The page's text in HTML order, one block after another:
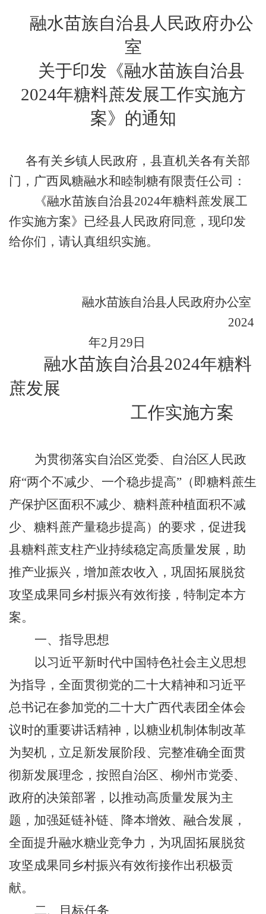
融水苗族自治县人民政府办公
室
关于印发《融水苗族自治县
2024年糖料蔗发展工作实施方
案》的通知
各有关乡镇人民政府，县直机关各有关部
门，广西凤糖融水和睦制糖有限责任公司：
《融水苗族自治县2024年糖料蔗发展工
作实施方案》已经县人民政府同意，现印发
给你们，请认真组织实施。
融水苗族自治县人民政府办公室
2024
年2月 29 日
融水苗族自治县2024年糖料
蔗发展
工作实施方案
为贯彻落实自治区党委、自治区人民政
府“两个不减少、一个稳步提高”（即糖料蔗生
产保护区面积不减少、糖料蔗种植面积不减
少、糖料蔗产量稳步提高）的要求，促进我
县糖料蔗支柱产业持续稳定高质量发展，助
推产业振兴，增加蔗农收入，巩固拓展脱贫
攻坚成果同乡村振兴有效衔接，特制定本方
案。
一、指导思想
以习近平新时代中国特色社会主义思想
为指导，全面贯彻党的二十大精神和习近平
总书记在参加党的二十大广西代表团全体会
议时的重要讲话精神，以糖业机制体制改革
为契机，立足新发展阶段、完整准确全面贯
彻新发展理念，按照自治区、柳州市党委、
政府的决策部署，以推动高质量发展为主
题，加强延链补链、降本增效、融合发展，
全面提升融水糖业竞争力，为巩固拓展脱贫
攻坚成果同乡村振兴有效衔接作出积极贡
献。
二、目标任务